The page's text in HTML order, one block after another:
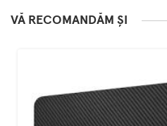
VĂ RECOMANDĂM ȘI